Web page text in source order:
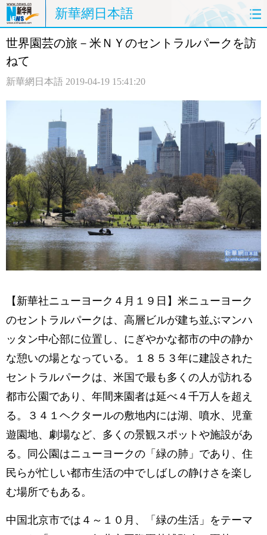
新華網日本語
ホームページ 政治 経済
中日対訳
世界園芸の旅－米ＮＹのセントラルパークを訪
ねて
新華網日本語 2019-04-19 15:41:20
【新華社ニューヨーク４月１９日】米ニューヨーク
のセントラルパークは、高層ビルが建ち並ぶマンハ
ッタン中心部に位置し、にぎやかな都市の中の静か
な憩いの場となっている。１８５３年に建設された
セントラルパークは、米国で最も多くの人が訪れる
都市公園であり、年間来園者は延べ４千万人を超え
る。３４１ヘクタールの敷地内には湖、噴水、児童
遊園地、劇場など、多くの景観スポットや施設があ
る。同公園はニューヨークの「緑の肺」であり、住
民らが忙しい都市生活の中でしばしの静けさを楽し
む場所でもある。
中国北京市では４～１０月、「緑の生活」をテーマ